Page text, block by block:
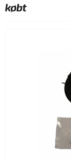
købt